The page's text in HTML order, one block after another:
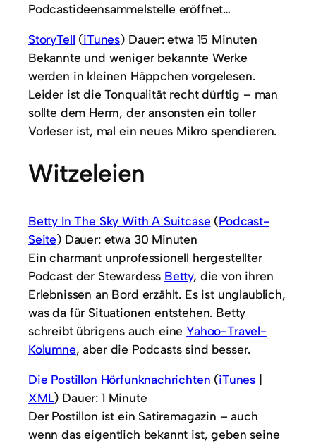
Podcastideensammelstelle eröffnet…
StoryTell (iTunes) Dauer: etwa 15 Minuten
Bekannte und weniger bekannte Werke
werden in kleinen Häppchen vorgelesen.
Leider ist die Tonqualität recht dürftig – man
sollte dem Herrn, der ansonsten ein toller
Vorleser ist, mal ein neues Mikro spendieren.
Witzeleien
Betty In The Sky With A Suitcase (Podcast-
Seite) Dauer: etwa 30 Minuten
Ein charmant unprofessionell hergestellter
Podcast der Stewardess Betty, die von ihren
Erlebnissen an Bord erzählt. Es ist unglaublich,
was da für Situationen entstehen. Betty
schreibt übrigens auch eineYahoo-Travel-
Kolumne, aber die Podcasts sind besser.
Die Postillon Hörfunknachrichten (iTunes
XML) Dauer: 1 Minute
Der Postillon ist ein Satiremagazin – auch
wenn das eigentlich bekannt ist, geben seine